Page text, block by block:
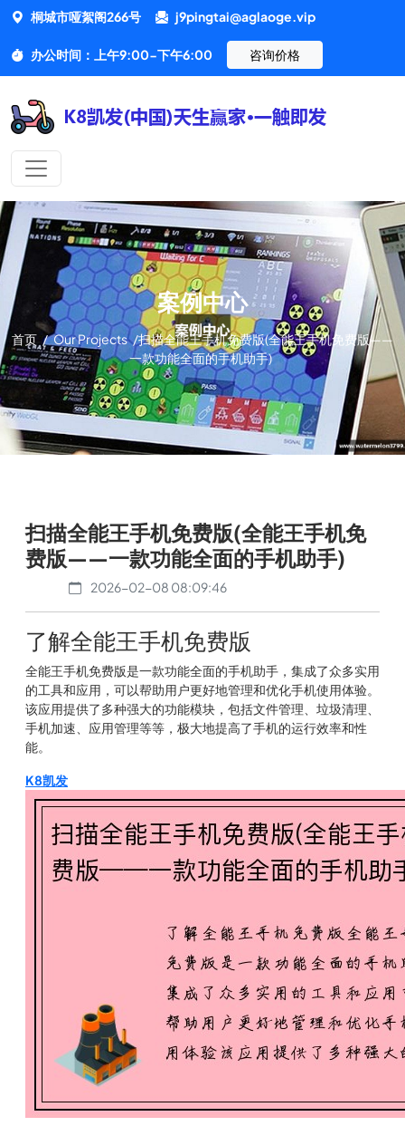
桐城市哑絮阁266号 j9pingtai@aglaoge.vip
办公时间：上午9:00-下午6:00 咨询价格
案例中心
首页 / Our Projects /扫描全能王手机免费版(全能王手机免费版——
一款功能全面的手机助手)
扫描全能王手机免费版(全能王手机免
费版——一款功能全面的手机助手)
2026-02-08 08:09:46
了解全能王手机免费版
全能王手机免费版是一款功能全面的手机助手，集成了众多实用
的工具和应用，可以帮助用户更好地管理和优化手机使用体验。
该应用提供了多种强大的功能模块，包括文件管理、垃圾清理、
手机加速、应用管理等等，极大地提高了手机的运行效率和性
能。
K8凯发